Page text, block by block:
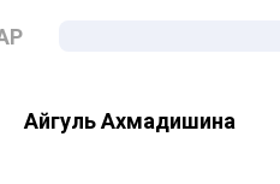
Айгуль Ахмадишина